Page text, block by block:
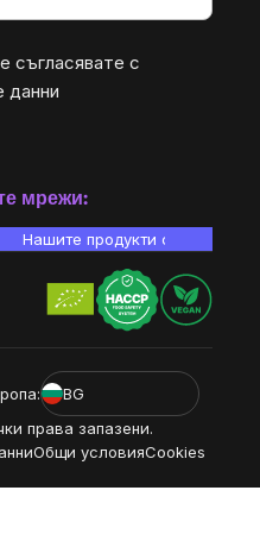
съгласявате с
данни
мрежи:
Нашите продукти са
BG
права запазени.
Общи условияCookies